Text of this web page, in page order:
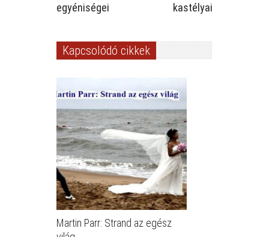
egyéniségei
kastélyai
Kapcsolódó cikkek
Martin Parr: Strand az egész